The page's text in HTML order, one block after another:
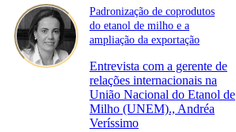
Padronização de coprodutos
do etanol de milho e a
ampliação da exportação
Entrevista com a gerente de
relações internacionais na
União Nacional do Etanol de
Milho (UNEM)., Andréa
Veríssimo